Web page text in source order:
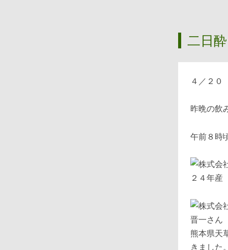
二日
４／２
昨晩の飲
午前８時
２４年
熊本県
きました